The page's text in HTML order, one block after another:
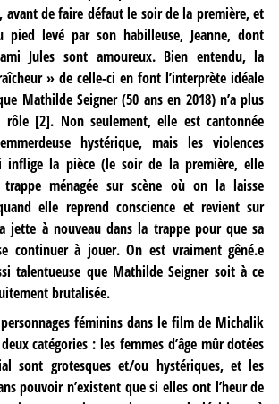
avant de faire défaut le soir de la première, et
pied levé par son habilleuse, Jeanne, dont
Jules sont amoureux. Bien entendu, la
» de celle-ci en font l’interprète idéale
Mathilde Seigner (50 ans en 2018) n’a plus
rôle[2]. Non seulement, elle est cantonnée
hystérique, mais les violences
inflige la pièce (le soir de la première, elle
ménagée sur scène où on la laisse
elle reprend conscience et revient sur
jette à nouveau dans la trappe pour que sa
continuer à jouer. On est vraiment gêné.e
talentueuse que Mathilde Seigner soit à ce
brutalisée.
féminins dans le film de Michalik
catégories : les femmes d’âge mûr dotées
sont grotesques et/ou hystériques, et les
pouvoir n’existent que si elles ont l’heur de